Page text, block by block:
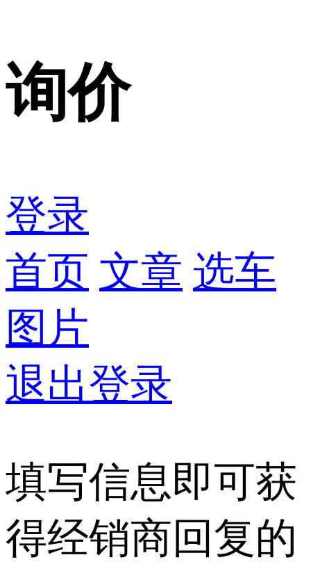
询价
登录
首页 文章 选车
图片
退出登录
填写信息即可获
得经销商回复的